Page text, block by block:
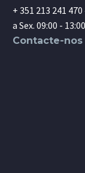
+ 351 213 241
a Sex. 09:00 -
Contacte-nos